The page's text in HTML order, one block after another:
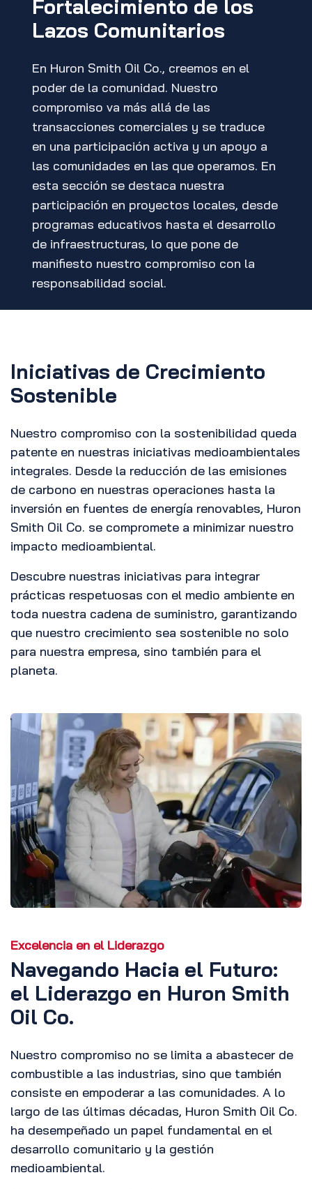
Fortalecimiento de los
Lazos Comunitarios
En Huron Smith Oil Co., creemos en el
poder de la comunidad. Nuestro
compromiso va más allá de las
transacciones comerciales y se traduce
en una participación activa y un apoyo a
las comunidades en las que operamos. En
esta sección se destaca nuestra
participación en proyectos locales, desde
programas educativos hasta el desarrollo
de infraestructuras, lo que pone de
manifiesto nuestro compromiso con la
responsabilidad social.
Iniciativas de Crecimiento
Sostenible
Nuestro compromiso con la sostenibilidad queda
patente en nuestras iniciativas medioambientales
integrales. Desde la reducción de las emisiones
de carbono en nuestras operaciones hasta la
inversión en fuentes de energía renovables, Huron
Smith Oil Co. se compromete a minimizar nuestro
impacto medioambiental.
Descubre nuestras iniciativas para integrar
prácticas respetuosas con el medio ambiente en
toda nuestra cadena de suministro, garantizando
que nuestro crecimiento sea sostenible no solo
para nuestra empresa, sino también para el
planeta.
Excelencia en el Liderazgo
Navegando Hacia el Futuro:
el Liderazgo en Huron Smith
Oil Co.
Nuestro compromiso no se limita a abastecer de
combustible a las industrias, sino que también
consiste en empoderar a las comunidades. A lo
largo de las últimas décadas, Huron Smith Oil Co.
ha desempeñado un papel fundamental en el
desarrollo comunitario y la gestión
medioambiental.